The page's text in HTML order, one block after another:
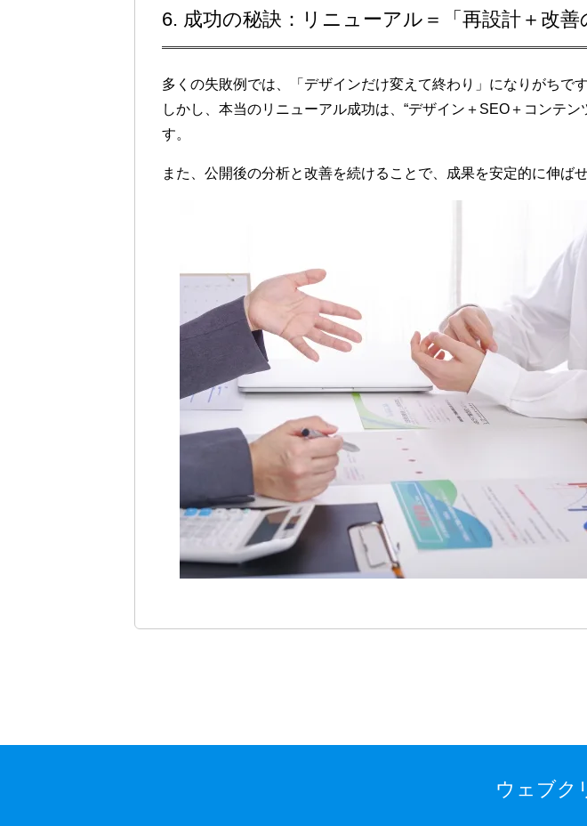
6. 成功の秘訣：リニューアル＝「再設計＋改善
多くの失敗例では、「デザインだけ変えて終わり」になりがちです
しかし、本当のリニューアル成功は、 “デザイン＋SEO＋コンテン
す。
また、公開後の分析と改善を続けることで、成果を安定的に伸ばせ
ウェブク